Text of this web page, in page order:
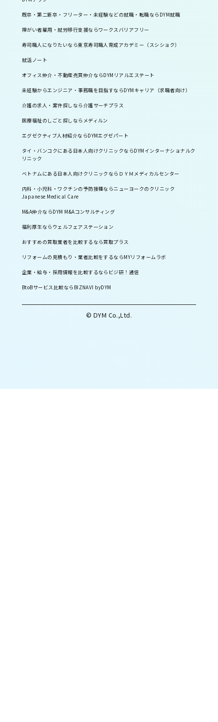
既卒・第二新卒・フリーター・未経験などの就職・転職ならDYM就職
障がい者雇用・就労移行支援ならワークスバリアフリー
寿司職人になりたいなら東京寿司職人育成アカデミー（スシショク）
就活ノート
オフィス仲介・不動産売買仲介ならDYMリアルエステート
未経験からエンジニア・事務職を目指すならDYMキャリア（求職者向け）
介護の求人・案件探しなら介護サーチプラス
医療福祉のしごと探しならメディルン
エグゼクティブ人材紹介ならDYMエグゼパート
タイ・バンコクにある日本人向けクリニックならDYMインターナショナルク
リニック
ベトナムにある日本人向けクリニックならＤＹＭメディカルセンター
内科・小児科・ワクチンの予防接種ならニューヨークのクリニック
Japanese Medical Care
M&A仲介ならDYM M&Aコンサルティング
福利厚生ならウェルフェアステーション
おすすめの買取業者を比較するなら買取プラス
リフォームの見積もり・業者比較をするならMYリフォームラボ
企業・給与・採用情報を比較するならビジ研！通信
BtoBサービス比較ならBIZNAVI byDYM
© DYM Co.,Ltd.